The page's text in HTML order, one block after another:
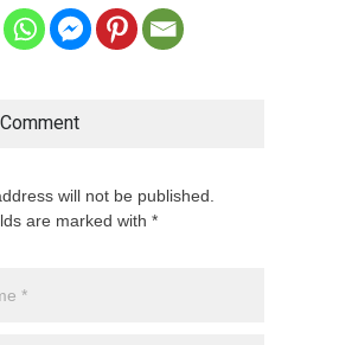
will not be published.
are marked with *